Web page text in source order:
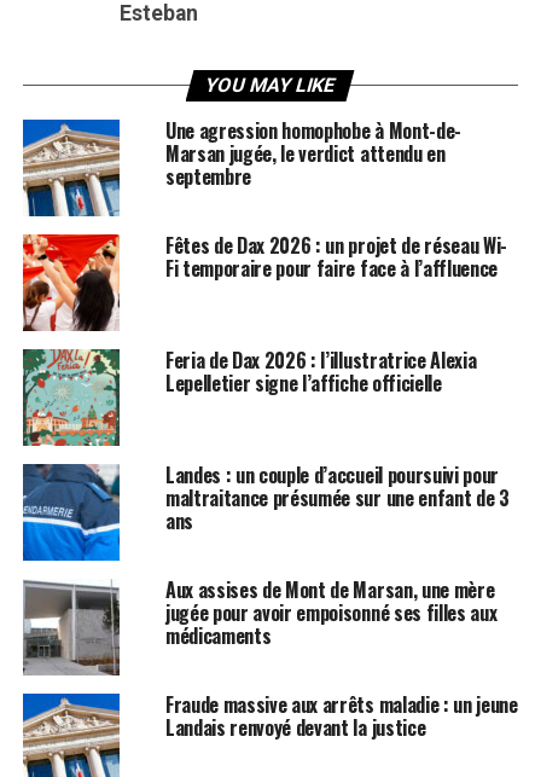
Esteban
YOU MAY LIKE
Une agression homophobe à Mont-de-
Marsan jugée, le verdict attendu en
septembre
Fêtes de Dax 2026 : un projet de réseau Wi-
Fi temporaire pour faire face à l’affluence
Feria de Dax 2026 : l’illustratrice Alexia
Lepelletier signe l’affiche officielle
Landes : un couple d’accueil poursuivi pour
maltraitance présumée sur une enfant de 3
ans
Aux assises de Mont de Marsan, une mère
jugée pour avoir empoisonné ses filles aux
médicaments
Fraude massive aux arrêts maladie : un jeune
Landais renvoyé devant la justice